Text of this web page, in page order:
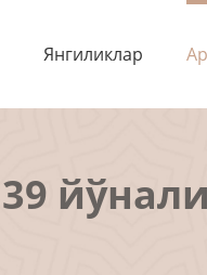
Янгиликлар
39